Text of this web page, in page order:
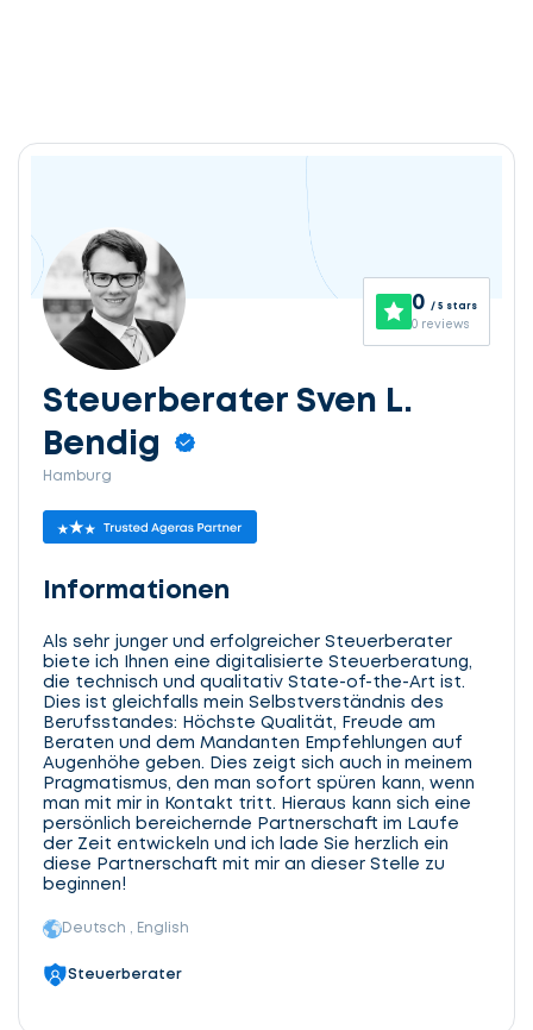
0 / 5 stars
0 reviews
Steuerberater Sven L.
Bendig
Hamburg
Informationen
Als sehr junger und erfolgreicher Steuerberater
biete ich Ihnen eine digitalisierte Steuerberatung,
die technisch und qualitativ State-of-the-Art ist.
Dies ist gleichfalls mein Selbstverständnis des
Berufsstandes: Höchste Qualität, Freude am
Beraten und dem Mandanten Empfehlungen auf
Augenhöhe geben. Dies zeigt sich auch in meinem
Pragmatismus, den man sofort spüren kann, wenn
man mit mir in Kontakt tritt. Hieraus kann sich eine
persönlich bereichernde Partnerschaft im Laufe
der Zeit entwickeln und ich lade Sie herzlich ein
diese Partnerschaft mit mir an dieser Stelle zu
beginnen!
Deutsch , English
Steuerberater